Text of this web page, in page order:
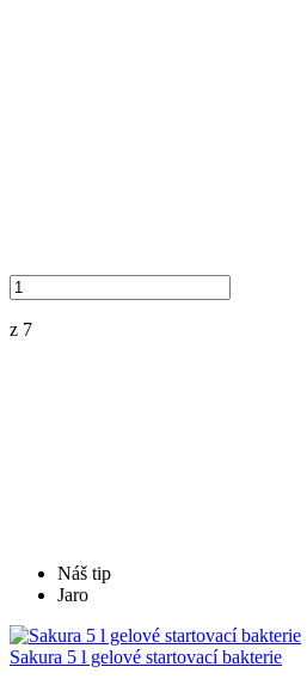
z 7
Náš tip
Jaro
Sakura 5 l gelové startovací bakterie